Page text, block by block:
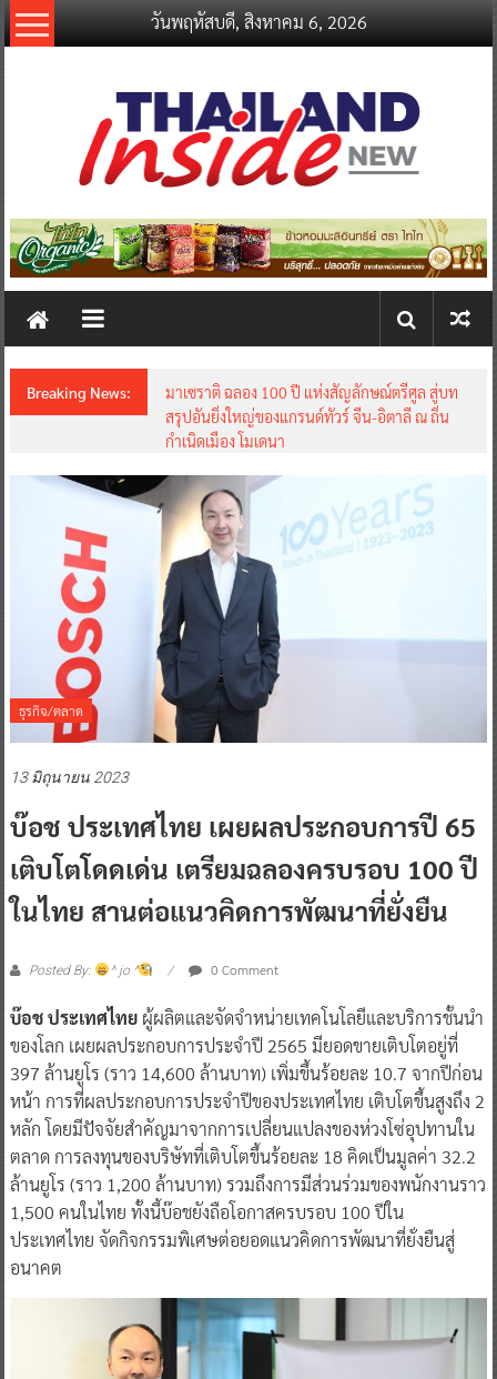
Skip
to
วันพฤหัสบดี, สิงหาคม 6, 2026
thailandinsidenew.com
Thailand
New
Breaking News:
มาเซราติ ฉลอง 100 ปี แห่งสัญลักษณ์ตรีศูล สู่บท
สรุปอันยิ่งใหญ่ของแกรนด์ทัวร์ จีน-อิตาลี ณ ถิ่น
กำเนิดเมือง โมเดนา
ธุรกิจ/ตลาด
13 มิถุนายน 2023
บ๊อช ประเทศไทย เผยผลประกอบการปี 65
เติบโตโดดเด่น เตรียมฉลองครบรอบ 100 ปี
ในไทย สานต่อแนวคิดการพัฒนาที่ยั่งยืน
Posted By: ^ jo ^ 0 Comment
บ๊อช ประเทศไทยผู้ผลิตและจัดจำหน่ายเทคโนโลยีและบริการชั้นนำ
ของโลก เผยผลประกอบการประจำปี 2565 มียอดขายเติบโตอยู่ที่
397 ล้านยูโร (ราว 14,600 ล้านบาท) เพิ่มขึ้นร้อยละ 10.7 จากปีก่อน
หน้า การที่ผลประกอบการประจำปีของประเทศไทย เติบโตขึ้นสูงถึง 2
หลัก โดยมีปัจจัยสำคัญมาจากการเปลี่ยนแปลงของห่วงโซ่อุปทานใน
ตลาด การลงทุนของบริษัทที่เติบโตขึ้นร้อยละ 18 คิดเป็นมูลค่า 32.2
ล้านยูโร (ราว 1,200 ล้านบาท) รวมถึงการมีส่วนร่วมของพนักงานราว
1,500 คนในไทย ทั้งนี้บ๊อชยังถือโอกาสครบรอบ 100 ปีใน
ประเทศไทย จัดกิจกรรมพิเศษต่อยอดแนวคิดการพัฒนาที่ยั่งยืนสู่
อนาคต